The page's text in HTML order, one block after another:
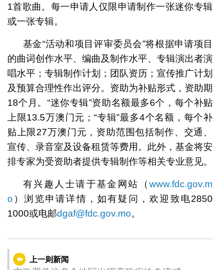
1首歌曲。每一申请人仅限申请制作一张迷你专辑
或一张专辑。
基金“活动和项目评审委员会”将根据申请项目
的曲词创作水平、编曲及制作水平、专辑演出者演
唱水平；专辑制作计划；团队资历；宣传推广计划
及预算合理性作出评分。资助为补贴形式，资助期
18个月。“迷你专辑”资助名额最多6个，每个补贴
上限13.5万澳门元；“专辑”最多4个名额，每个补
贴上限27万澳门元，资助范围包括制作、交通、
宣传、录音室及设备租赁等费用。此外，基金将安
排专家为受资助者提供专辑制作等相关专业意见。
有兴趣人士请于基金网站（www.fdc.gov.m
o ）浏览申请详情，如有疑问，欢迎致电2850
1000或电邮dgaf@fdc.gov.mo。
上一则新闻